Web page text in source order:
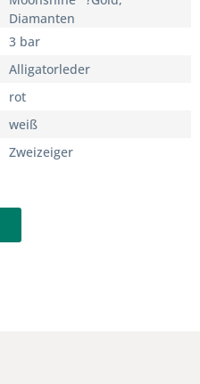
Diamanten
3 bar
Alligatorleder
rot
weiß
Zweizeiger